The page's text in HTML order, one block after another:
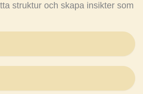
struktur och skapa insikter som